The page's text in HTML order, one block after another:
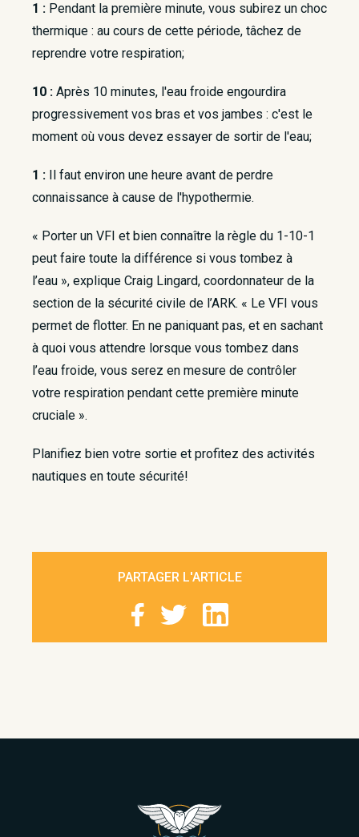
1 : Pendant la première minute, vous subirez un choc
thermique : au cours de cette période, tâchez de
reprendre votre respiration;
10 : Après 10 minutes, l'eau froide engourdira
progressivement vos bras et vos jambes : c'est le
moment où vous devez essayer de sortir de l'eau;
1 : Il faut environ une heure avant de perdre
connaissance à cause de l'hypothermie.
« Porter un VFI et bien connaître la règle du 1-10-1
peut faire toute la différence si vous tombez à
l’eau », explique Craig Lingard, coordonnateur de la
section de la sécurité civile de l’ARK. « Le VFI vous
permet de flotter. En ne paniquant pas, et en sachant
à quoi vous attendre lorsque vous tombez dans
l’eau froide, vous serez en mesure de contrôler
votre respiration pendant cette première minute
cruciale ».
Planifiez bien votre sortie et profitez des activités
nautiques en toute sécurité!
PARTAGER L'ARTICLE